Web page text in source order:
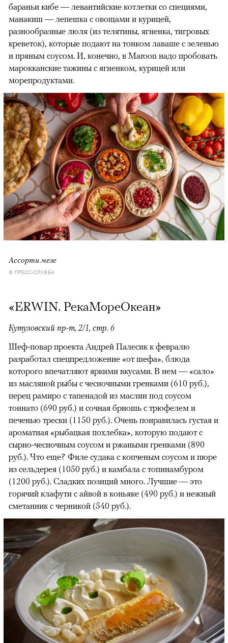
бараньи кибе — левантийские котлетки со специями,
манакиш — лепешка с овощами и курицей,
разнообразные люля (из телятины, ягненка, тигровых
креветок), которые подают на тонком лаваше с зеленью
и пряным соусом. И, конечно, в Maroon надо пробовать
марокканские тажины с ягненком, курицей или
морепродуктами.
Ассорти мезе
© ПРЕСС-СЛУЖБА
«ERWIN. РекаМореОкеан»
Кутузовский пр-т, 2/1, стр. 6
Шеф-повар проекта Андрей Палесик к февралю
разработал спецпредложение «от шефа», блюда
которого впечатляют яркими вкусами. В нем — «сало»
из масляной рыбы с чесночными гренками (610 руб.),
перец рамиро с тапенадой из маслин под соусом
тоннато (690 руб.) и сочная бриошь с трюфелем и
печенью трески (1150 руб.). Очень понравилась густая и
ароматная «рыбацкая похлебка», которую подают с
сырно-чесночным соусом и ржаными гренками (890
руб.). Что еще? Филе судака с копченым соусом и пюре
из сельдерея (1050 руб.) и камбала с топинамбуром
(1200 руб.). Сладких позиций много. Лучшие — это
горячий клафути с айвой в коньяке (490 руб.) и нежный
сметанник с черникой (540 руб.).